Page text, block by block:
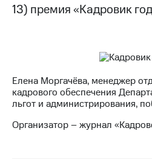
13) премия «Кадровик
Елена Моргачёва, менеджер
кадрового обеспечения
льгот и администрирования,
Организатор – журнал